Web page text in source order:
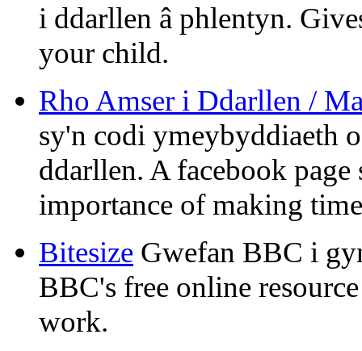
i ddarllen â phlentyn.
your child.
Rho Amser i Ddarllen /
sy'n codi ymeybyddiaeth
ddarllen. A facebook page
importance of making
Bitesize Gwefan BBC i
BBC's free online
work.